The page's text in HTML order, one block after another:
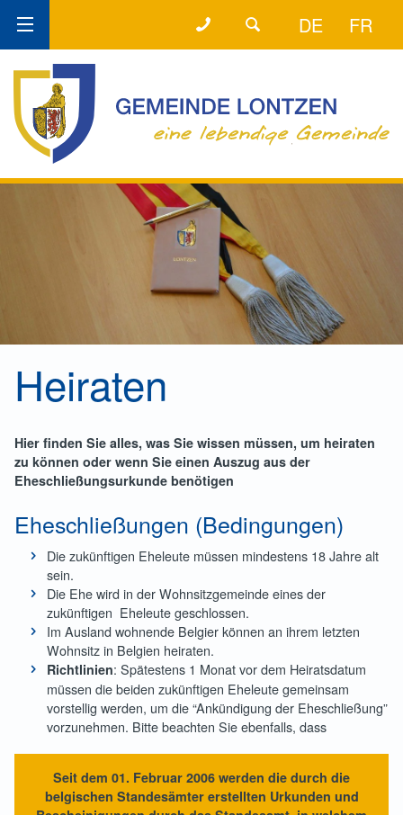
FR
DE
DER DIREKTE DRAHT! +32 (0) 87 89 80 64
Heiraten
Hier finden Sie alles, was Sie wissen müssen, um heiraten
zu können oder wenn Sie einen Auszug aus der
Eheschließungsurkunde benötigen
Eheschließungen (Bedingungen)
Die zukünftigen Eheleute müssen mindestens 18 Jahre alt
sein.
Die Ehe wird in der Wohnsitzgemeinde eines der
zukünftigen Eheleute geschlossen.
Im Ausland wohnende Belgier können an ihrem letzten
Wohnsitz in Belgien heiraten.
Richtlinien: Spätestens 1 Monat vor dem Heiratsdatum
müssen die beiden zukünftigen Eheleute gemeinsam
vorstellig werden, um die “Ankündigung der Eheschließung”
vorzunehmen. Bitte beachten Sie ebenfalls, dass
Seit dem 01. Februar 2006 werden die durch die
belgischen Standesämter erstellten Urkunden und